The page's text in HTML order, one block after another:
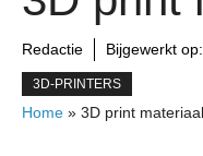
Redactie Bijgewerkt op:
3D-PRINTERS
Home » 3D print materiaal